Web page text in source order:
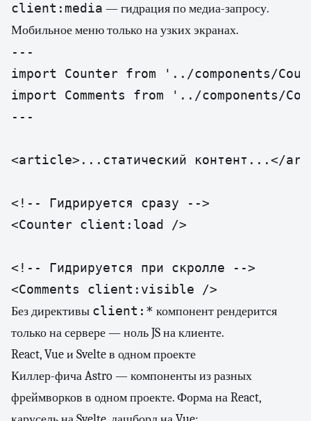
client:media — гидрация по медиа-запросу.
Мобильное меню только на узких экранах.
---
import Counter from '../components/
import Comments from '../components/
---
<article>...статический контент...</
<!-- Гидрируется сразу -->
<Counter client:load />
<!-- Гидрируется при скролле -->
<Comments client:visible />
Без директивы client:* компонент рендерится
только на сервере — ноль JS на клиенте.
React, Vue и Svelte в одном проекте
Киллер-фича Astro — компоненты из разных
фреймворков в одном проекте. Форма на React,